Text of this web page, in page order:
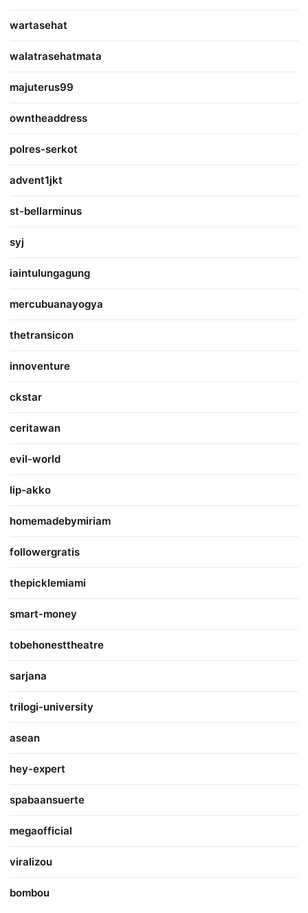
wartasehat
walatrasehatmata
majuterus99
owntheaddress
polres-serkot
advent1jkt
st-bellarminus
syj
iaintulungagung
mercubuanayogya
thetransicon
innoventure
ckstar
ceritawan
evil-world
lip-akko
homemadebymiriam
followergratis
thepicklemiami
smart-money
tobehonesttheatre
sarjana
trilogi-university
asean
hey-expert
spabaansuerte
megaofficial
viralizou
bombou